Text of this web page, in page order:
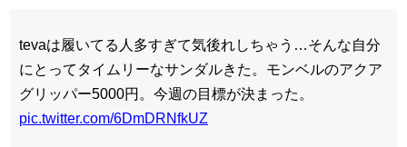
tevaは履いてる人多すぎて気後れしちゃう…そんな自分
にとってタイムリーなサンダルきた。モンベルのアクア
グリッパー5000円。今週の目標が決まった。
pic.twitter.com/6DmDRNfkUZ